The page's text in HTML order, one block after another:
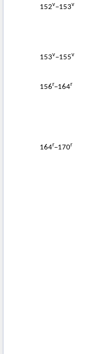
152v−153v
153v−155v
156r−164r
164r−170r